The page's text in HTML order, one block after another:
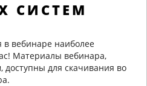
СИСТЕМ
вебинаре наиболее
Материалы вебинара,
для скачивания во